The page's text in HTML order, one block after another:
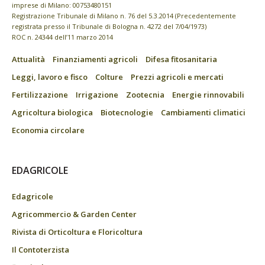
imprese di Milano: 00753480151
Registrazione Tribunale di Milano n. 76 del 5.3.2014 (Precedentemente
registrata presso il Tribunale di Bologna n. 4272 del 7/04/1973)
ROC n. 24344 dell’11 marzo 2014
Attualità Finanziamenti agricoli
Difesa fitosanitaria
Leggi, lavoro e fisco
Colture
Prezzi agricoli e mercati
Fertilizzazione
Irrigazione Zootecnia
Energie rinnovabili
Agricoltura biologica
Biotecnologie
Cambiamenti climatici
Economia circolare
EDAGRICOLE
Edagricole
Agricommercio & Garden Center
Rivista di Orticoltura e Floricoltura
Il Contoterzista